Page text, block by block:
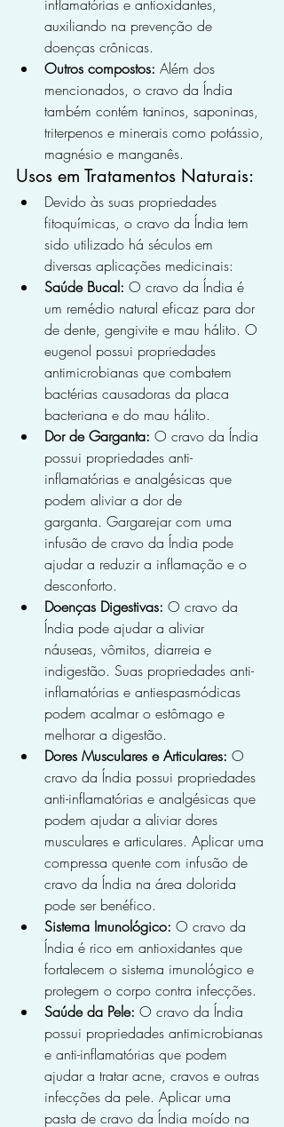
inflamatórias e antioxidantes,
auxiliando na prevenção de
doenças crônicas.
Outros compostos: Além dos
mencionados, o cravo da Índia
também contém taninos, saponinas,
triterpenos e minerais como potássio,
magnésio e manganês.
Usos em Tratamentos Naturais:
Devido às suas propriedades
fitoquímicas, o cravo da Índia tem
sido utilizado há séculos em
diversas aplicações medicinais:
Saúde Bucal: O cravo da Índia é
um remédio natural eficaz para dor
de dente, gengivite e mau hálito. O
eugenol possui propriedades
antimicrobianas que combatem
bactérias causadoras da placa
bacteriana e do mau hálito.
Dor de Garganta: O cravo da Índia
possui propriedades anti-
inflamatórias e analgésicas que
podem aliviar a dor de
garganta. Gargarejar com uma
infusão de cravo da Índia pode
ajudar a reduzir a inflamação e o
desconforto.
Doenças Digestivas: O cravo da
Índia pode ajudar a aliviar
náuseas, vômitos, diarreia e
indigestão. Suas propriedades anti-
inflamatórias e antiespasmódicas
podem acalmar o estômago e
melhorar a digestão.
Dores Musculares e Articulares: O
cravo da Índia possui propriedades
anti-inflamatórias e analgésicas que
podem ajudar a aliviar dores
musculares e articulares. Aplicar uma
compressa quente com infusão de
cravo da Índia na área dolorida
pode ser benéfico.
Sistema Imunológico: O cravo da
Índia é rico em antioxidantes que
fortalecem o sistema imunológico e
protegem o corpo contra infecções.
Saúde da Pele: O cravo da Índia
possui propriedades antimicrobianas
e anti-inflamatórias que podem
ajudar a tratar acne, cravos e outras
infecções da pele. Aplicar uma
pasta de cravo da Índia moído na